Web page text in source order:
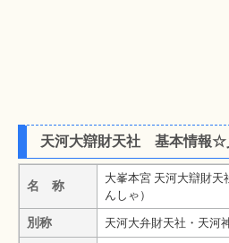
天河大辯財天社 基本情報☆
名 称
大峯本宮 天河大辯財天
んしゃ）
別称 天河大弁財天社・天河